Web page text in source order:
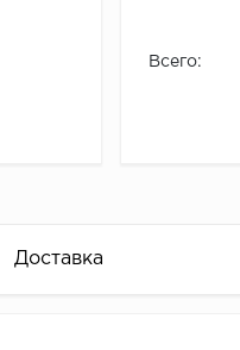
Всего:
Доставка